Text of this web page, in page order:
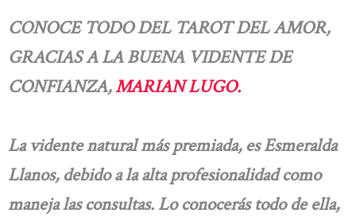
CONOCE TODO DEL TAROT DEL AMOR,
GRACIAS A LA BUENA VIDENTE DE
CONFIANZA,MARIAN LUGO.
La vidente natural más premiada, es Esmeralda
Llanos, debido a la alta profesionalidad como
maneja las consultas. Lo conocerás todo de ella,